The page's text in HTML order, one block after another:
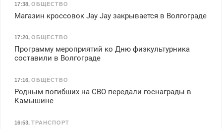
17:38, ОБЩЕСТВО
Магазин кроссовок Jay Jay закрывается в Волгограде
17:20, ОБЩЕСТВО
Программу мероприятий ко Дню физкультурника
составили в Волгограде
17:16, ОБЩЕСТВО
Родным погибших на СВО передали госнаграды в
Камышине
16:53, ТРАНСПОРТ